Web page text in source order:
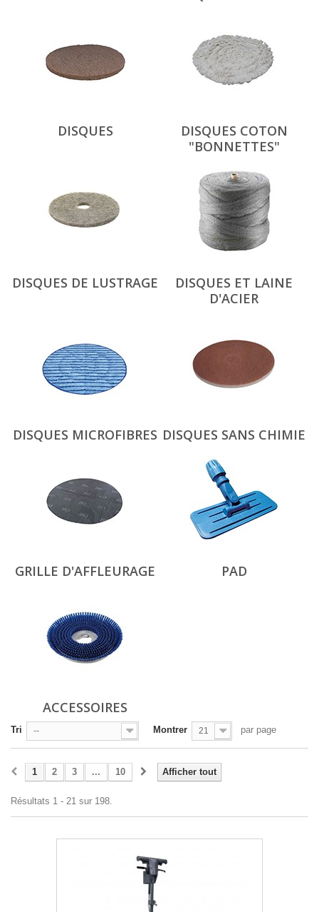
DISQUES
DISQUES COTON
"BONNETTES"
DISQUES DE LUSTRAGE
DISQUES ET LAINE
D'ACIER
DISQUES MICROFIBRES DISQUES SANS CHIMIE
GRILLE D'AFFLEURAGE PAD
ACCESSOIRES
Tri -- Montrer 21 par page
Afficher tout
1 2 3 ... 10
Résultats 1 - 21 sur 198.